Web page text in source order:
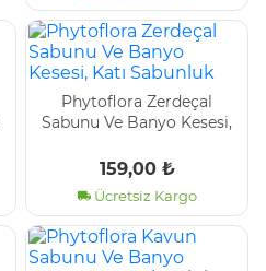
Phytoflora Zerdeçal
Sabunu Ve Banyo Kesesi,
159,00 ₺
Ücretsiz Kargo